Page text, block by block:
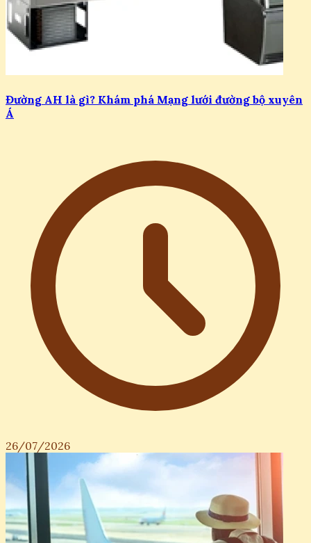
Đường AH là gì? Khám phá Mạng lưới đường bộ xuyên
Á
26/07/2026